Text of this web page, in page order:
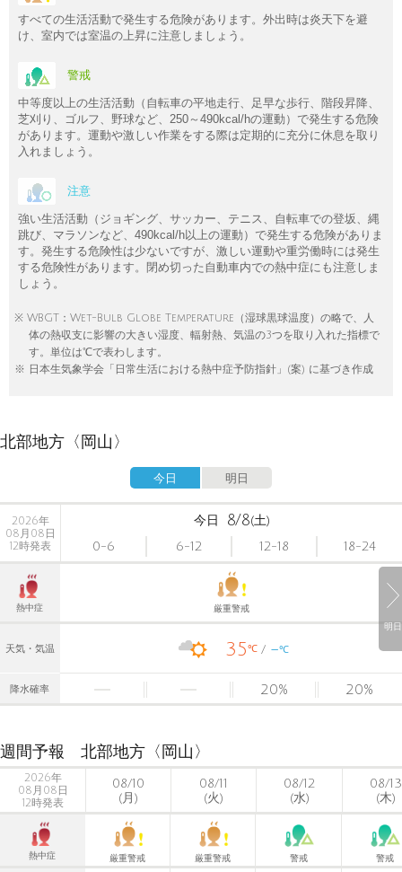
すべての生活活動で発生する危険があります。外出時は炎天下を避
け、室内では室温の上昇に注意しましょう。
警戒
中等度以上の生活活動（自転車の平地走行、足早な歩行、階段昇降、
芝刈り、ゴルフ、野球など、250～490kcal/hの運動）で発生する危険
があります。運動や激しい作業をする際は定期的に充分に休息を取り
入れましょう。
注意
強い生活活動（ジョギング、サッカー、テニス、自転車での登坂、縄
跳び、マラソンなど、490kcal/h以上の運動）で発生する危険がありま
す。発生する危険性は少ないですが、激しい運動や重労働時には発生
する危険性があります。閉め切った自動車内での熱中症にも注意しま
しょう。
※ WBGT：Wet-Bulb Globe Temperature（湿球黒球温度）の略で、人
体の熱収支に影響の大きい湿度、輻射熱、気温の3つを取り入れた指標で
す。単位は℃で表わします。
※ 日本生気象学会「日常生活における熱中症予防指針」(案) に基づき作成
北部地方〈岡山〉
今日 明日
明日
2026年
08月08日
12時発表
今日 8/8(土)
0-6
6-12 12-18 18-24
熱中症 厳重警戒
天気・気温 35℃ -℃
降水確率 20% 20%
週間予報 北部地方〈岡山〉
2026年
08月08日
12時発表
08/10
(月)
08/11
(火)
08/12
(水)
08/13
(木)
熱中症 厳重警戒 厳重警戒 警戒 警戒